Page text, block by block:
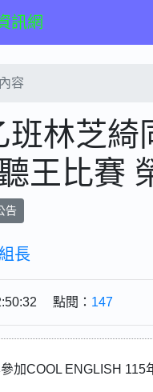
訊網
容
班林芝綺
王比賽
告
長
點閱： 147
加COOL ENGLISH 115